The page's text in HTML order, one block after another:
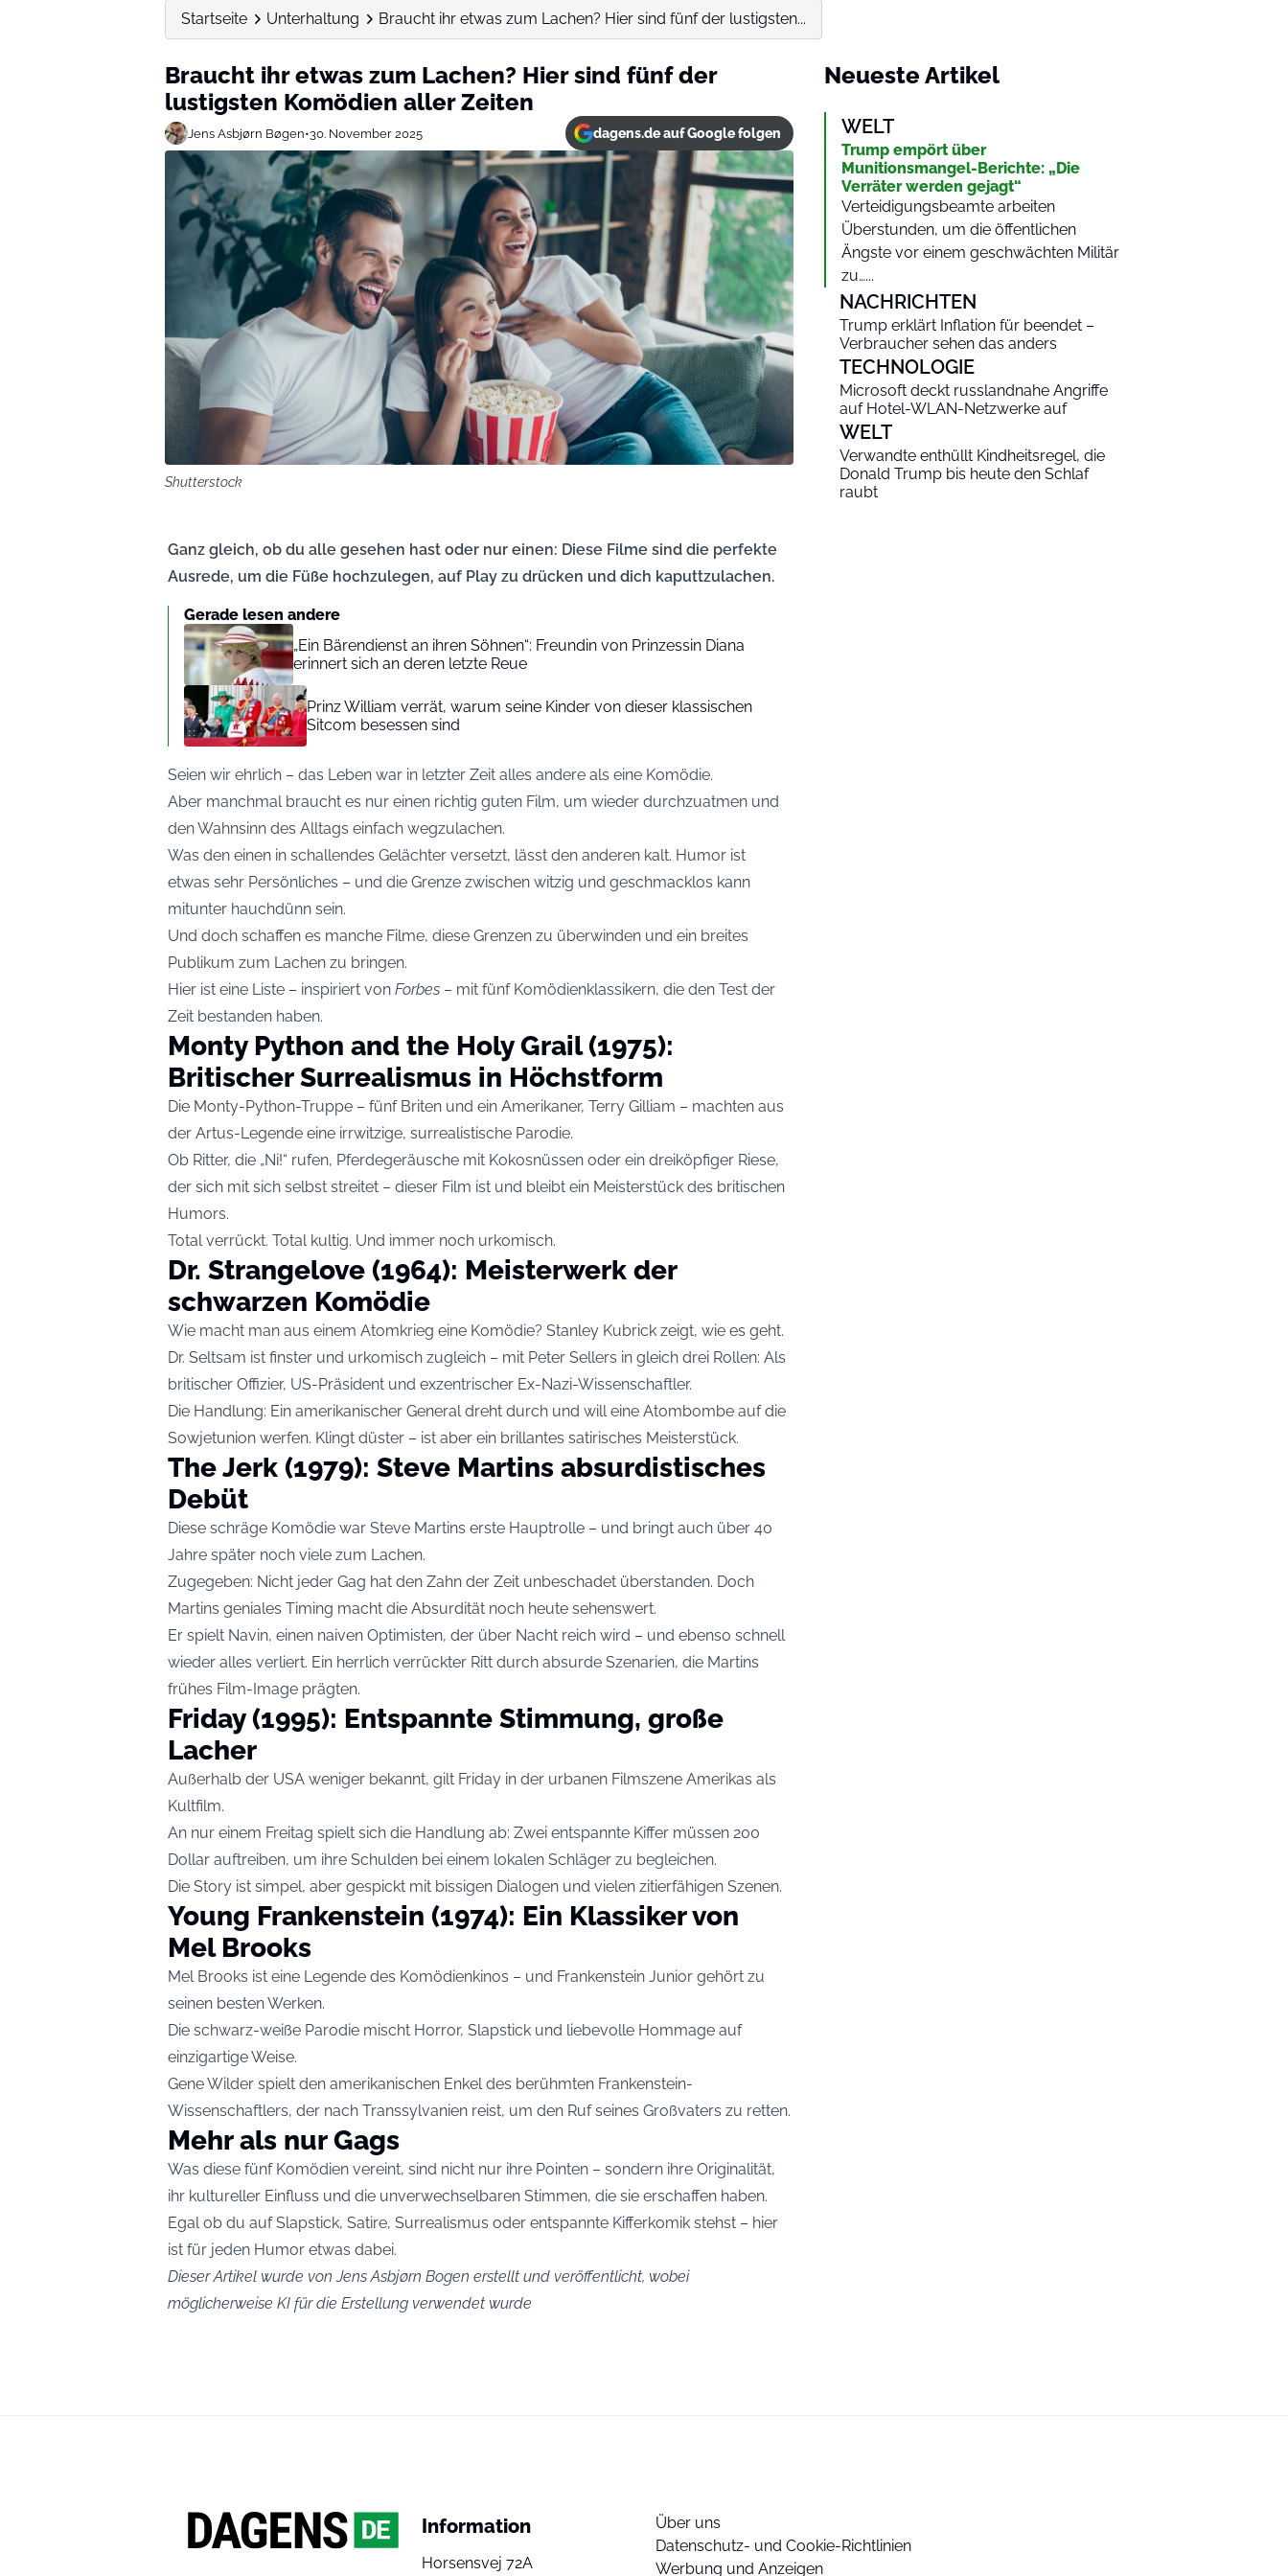
Startseite Unterhaltung Braucht ihr etwas zum Lachen? Hier sind fünf der lustigsten...
Braucht ihr etwas zum Lachen? Hier sind fünf der
lustigsten Komödien aller Zeiten
Jens Asbjørn Bøgen•30. November 2025 dagens.de auf Google folgen
Shutterstock
Ganz gleich, ob du alle gesehen hast oder nur einen: Diese Filme sind die perfekte
Ausrede, um die Füße hochzulegen, auf Play zu drücken und dich kaputtzulachen.
Gerade lesen andere
„Ein Bärendienst an ihren Söhnen“: Freundin von Prinzessin Diana
erinnert sich an deren letzte Reue
Prinz William verrät, warum seine Kinder von dieser klassischen
Sitcom besessen sind
Seien wir ehrlich – das Leben war in letzter Zeit alles andere als eine Komödie.
Aber manchmal braucht es nur einen richtig guten Film, um wieder durchzuatmen und
den Wahnsinn des Alltags einfach wegzulachen.
Was den einen in schallendes Gelächter versetzt, lässt den anderen kalt. Humor ist
etwas sehr Persönliches – und die Grenze zwischen witzig und geschmacklos kann
mitunter hauchdünn sein.
Und doch schaffen es manche Filme, diese Grenzen zu überwinden und ein breites
Publikum zum Lachen zu bringen.
Hier ist eine Liste – inspiriert von Forbes – mit fünf Komödienklassikern, die den Test der
Zeit bestanden haben.
Monty Python and the Holy Grail (1975):
Britischer Surrealismus in Höchstform
Die Monty-Python-Truppe – fünf Briten und ein Amerikaner, Terry Gilliam – machten aus
der Artus-Legende eine irrwitzige, surrealistische Parodie.
Ob Ritter, die „Ni!“ rufen, Pferdegeräusche mit Kokosnüssen oder ein dreiköpfiger Riese,
der sich mit sich selbst streitet – dieser Film ist und bleibt ein Meisterstück des britischen
Humors.
Total verrückt. Total kultig. Und immer noch urkomisch.
Dr. Strangelove (1964): Meisterwerk der
schwarzen Komödie
Wie macht man aus einem Atomkrieg eine Komödie? Stanley Kubrick zeigt, wie es geht.
Dr. Seltsam ist finster und urkomisch zugleich – mit Peter Sellers in gleich drei Rollen: Als
britischer Offizier, US-Präsident und exzentrischer Ex-Nazi-Wissenschaftler.
Die Handlung: Ein amerikanischer General dreht durch und will eine Atombombe auf die
Sowjetunion werfen. Klingt düster – ist aber ein brillantes satirisches Meisterstück.
The Jerk (1979): Steve Martins absurdistisches
Debüt
Diese schräge Komödie war Steve Martins erste Hauptrolle – und bringt auch über 40
Jahre später noch viele zum Lachen.
Zugegeben: Nicht jeder Gag hat den Zahn der Zeit unbeschadet überstanden. Doch
Martins geniales Timing macht die Absurdität noch heute sehenswert.
Er spielt Navin, einen naiven Optimisten, der über Nacht reich wird – und ebenso schnell
wieder alles verliert. Ein herrlich verrückter Ritt durch absurde Szenarien, die Martins
frühes Film-Image prägten.
Friday (1995): Entspannte Stimmung, große
Lacher
Außerhalb der USA weniger bekannt, gilt Friday in der urbanen Filmszene Amerikas als
Kultfilm.
An nur einem Freitag spielt sich die Handlung ab: Zwei entspannte Kiffer müssen 200
Dollar auftreiben, um ihre Schulden bei einem lokalen Schläger zu begleichen.
Die Story ist simpel, aber gespickt mit bissigen Dialogen und vielen zitierfähigen Szenen.
Young Frankenstein (1974): Ein Klassiker von
Mel Brooks
Mel Brooks ist eine Legende des Komödienkinos – und Frankenstein Junior gehört zu
seinen besten Werken.
Die schwarz-weiße Parodie mischt Horror, Slapstick und liebevolle Hommage auf
einzigartige Weise.
Gene Wilder spielt den amerikanischen Enkel des berühmten Frankenstein-
Wissenschaftlers, der nach Transsylvanien reist, um den Ruf seines Großvaters zu retten.
Mehr als nur Gags
Was diese fünf Komödien vereint, sind nicht nur ihre Pointen – sondern ihre Originalität,
ihr kultureller Einfluss und die unverwechselbaren Stimmen, die sie erschaffen haben.
Egal ob du auf Slapstick, Satire, Surrealismus oder entspannte Kifferkomik stehst – hier
ist für jeden Humor etwas dabei.
Dieser Artikel wurde von Jens Asbjørn Bogen erstellt und veröffentlicht, wobei
möglicherweise KI für die Erstellung verwendet wurde
Neueste Artikel
WELT
Trump empört über
Munitionsmangel-Berichte: „Die
Verräter werden gejagt“
Verteidigungsbeamte arbeiten
Überstunden, um die öffentlichen
Ängste vor einem geschwächten Militär
zu…...
NACHRICHTEN
Trump erklärt Inflation für beendet –
Verbraucher sehen das anders
TECHNOLOGIE
Microsoft deckt russlandnahe Angriffe
auf Hotel-WLAN-Netzwerke auf
WELT
Verwandte enthüllt Kindheitsregel, die
Donald Trump bis heute den Schlaf
raubt
Information
Horsensvej 72A
Über uns
Datenschutz- und Cookie-Richtlinien
Werbung und Anzeigen